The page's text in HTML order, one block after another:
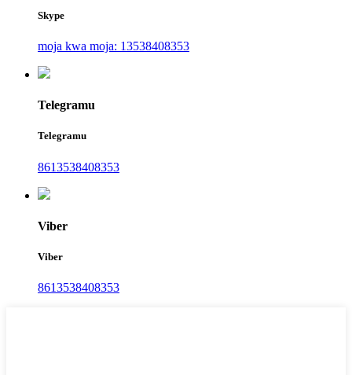
Skype
moja kwa moja: 13538408353
Telegramu
Telegramu
8613538408353
Viber
Viber
8613538408353